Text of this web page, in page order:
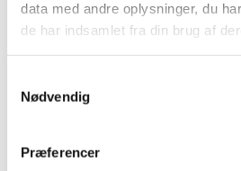
data med andre oplysninger, du
de har indsamlet fra din brug af
Nødvendig
Præferencer